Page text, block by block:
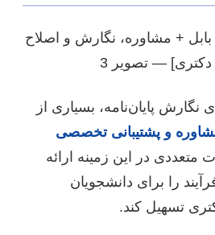
نگارش پایان‌نامه، بسیاری از
و پشتیبانی تخصصی
متعددی در این زمینه ارائه
را برای دانشجویان
تسهیل کند.